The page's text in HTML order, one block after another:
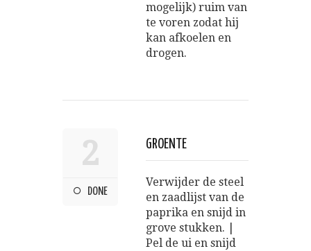
mogelijk) ruim van
te voren zodat hij
kan afkoelen en
drogen.
2
DONE
GROENTE
Verwijder de steel
en zaadlijst van de
paprika en snijd in
grove stukken. |
Pel de ui en snijd